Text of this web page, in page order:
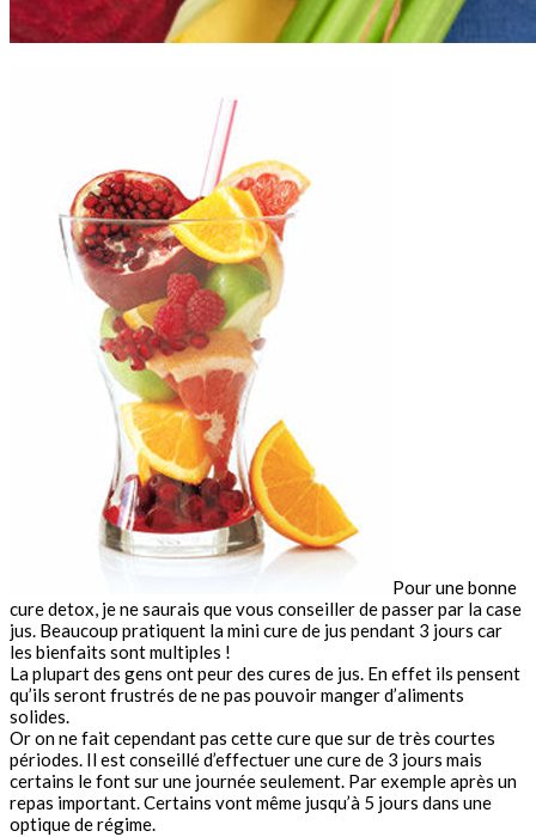
Pour une bonne
cure detox, je ne saurais que vous conseiller de passer par la case
jus. Beaucoup pratiquent la mini cure de jus pendant 3 jours car
les bienfaits sont multiples !
La plupart des gens ont peur des cures de jus. En effet ils pensent
qu’ils seront frustrés de ne pas pouvoir manger d’aliments
solides.
Or on ne fait cependant pas cette cure que sur de très courtes
périodes. Il est conseillé d’effectuer une cure de 3 jours mais
certains le font sur une journée seulement. Par exemple après un
repas important. Certains vont même jusqu’à 5 jours dans une
optique de régime.